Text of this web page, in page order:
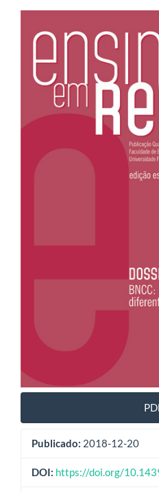
lateral
de
artigos
Publicado: 2018-12-20
DOI: https://doi.org/